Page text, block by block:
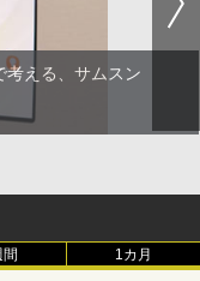
考える、サムスン
間 1カ月